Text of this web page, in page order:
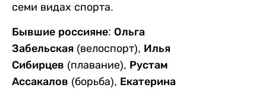
семи видах спорта.
Бывшие россияне: Ольга
Забельская (велоспорт), Илья
Сибирцев (плавание), Рустам
Ассакалов (борьба), Екатерина